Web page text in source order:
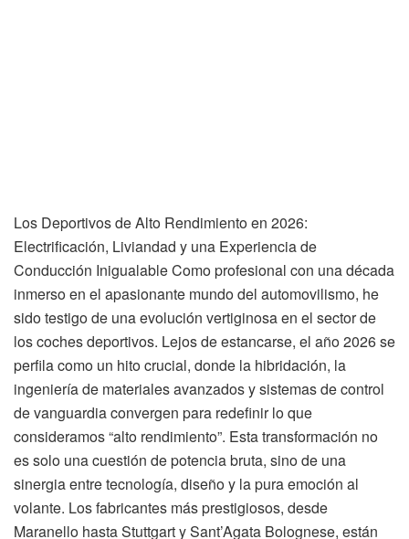
Los Deportivos de Alto Rendimiento en 2026:
Electrificación, Liviandad y una Experiencia de
Conducción Inigualable Como profesional con una década
inmerso en el apasionante mundo del automovilismo, he
sido testigo de una evolución vertiginosa en el sector de
los coches deportivos. Lejos de estancarse, el año 2026 se
perfila como un hito crucial, donde la hibridación, la
ingeniería de materiales avanzados y sistemas de control
de vanguardia convergen para redefinir lo que
consideramos “alto rendimiento”. Esta transformación no
es solo una cuestión de potencia bruta, sino de una
sinergia entre tecnología, diseño y la pura emoción al
volante. Los fabricantes más prestigiosos, desde
Maranello hasta Stuttgart y Sant’Agata Bolognese, están